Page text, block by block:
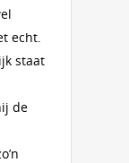
echt.
staat
de